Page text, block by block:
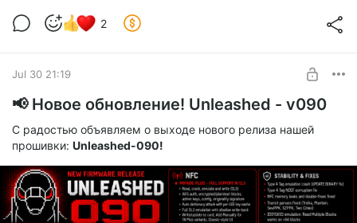
клинике.
Всего: 32 500 руб.
Спасибо всем, кто помог ❤️
2
Jul 30 21:19
📢 Новое обновление! Unleashed - v090
С радостью объявляем о выходе нового релиза нашей
прошивки: Unleashed-090!